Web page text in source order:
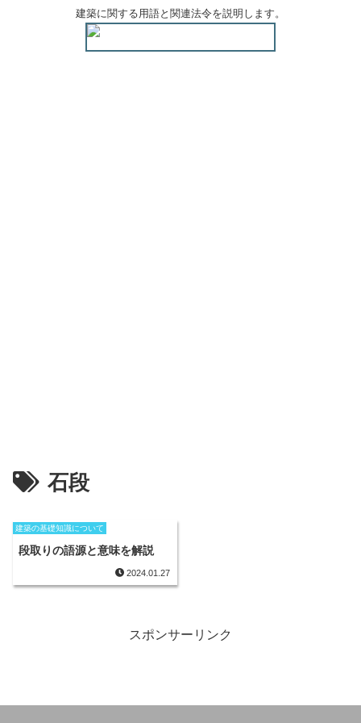
建築に関する用語と関連法令を説明します。
石段
建築の基礎知識について
段取りの語源と意味を解説
2024.01.27
スポンサーリンク